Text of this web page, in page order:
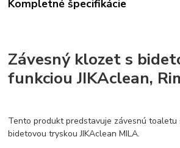
Kompletné špecifikácie
Závesný klozet s
funkciou JIKAclean,
Tento produkt predstavuje závesnú toaletu
bidetovou tryskou JIKAclean MILA.